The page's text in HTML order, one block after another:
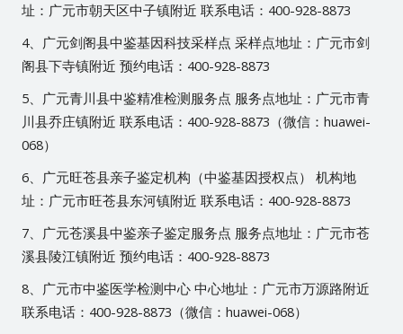
址：广元市朝天区中子镇附近 联系电话：400-928-8873
4、广元剑阁县中鉴基因科技采样点 采样点地址：广元市剑
阁县下寺镇附近 预约电话：400-928-8873
5、广元青川县中鉴精准检测服务点 服务点地址：广元市青
川县乔庄镇附近 联系电话：400-928-8873（微信：huawei-
068）
6、广元旺苍县亲子鉴定机构（中鉴基因授权点） 机构地
址：广元市旺苍县东河镇附近 联系电话：400-928-8873
7、广元苍溪县中鉴亲子鉴定服务点 服务点地址：广元市苍
溪县陵江镇附近 预约电话：400-928-8873
8、广元市中鉴医学检测中心 中心地址：广元市万源路附近
联系电话：400-928-8873（微信：huawei-068）